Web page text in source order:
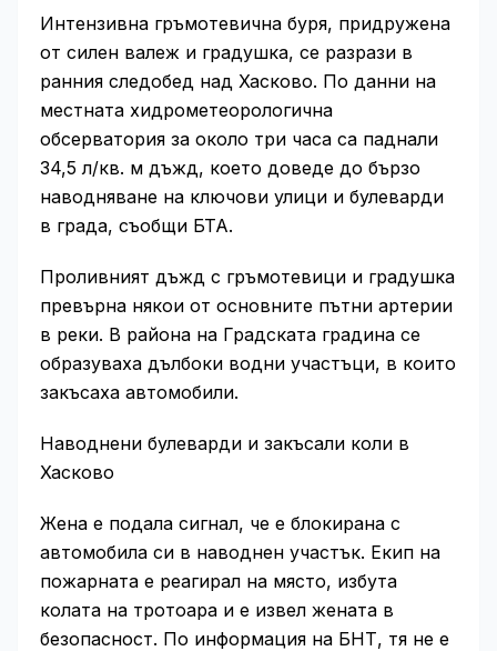
Интензивна гръмотевична буря, придружена
от силен валеж и градушка, се разрази в
ранния следобед над Хасково. По данни на
местната хидрометеорологична
обсерватория за около три часа са паднали
34,5 л/кв. м дъжд, което доведе до бързо
наводняване на ключови улици и булеварди
в града, съобщи БТА.
Проливният дъжд с гръмотевици и градушка
превърна някои от основните пътни артерии
в реки. В района на Градската градина се
образуваха дълбоки водни участъци, в които
закъсаха автомобили.
Наводнени булеварди и закъсали коли в
Хасково
Жена е подала сигнал, че е блокирана с
автомобила си в наводнен участък. Екип на
пожарната е реагирал на място, избута
колата на тротоара и е извел жената в
безопасност. По информация на БНТ, тя не е